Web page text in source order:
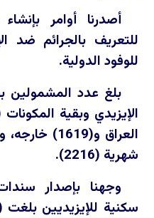
أصدرنا أوامر
للتعريف بالجرائم ضد
للوفود الدولية.
بلغ عدد المشمولين
العراق
شهرية (2216).
وجهنا بإصدار